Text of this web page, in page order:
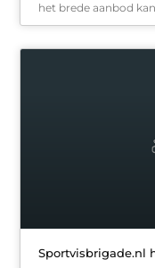
het brede aanbod
Sportvisbrigade.nl